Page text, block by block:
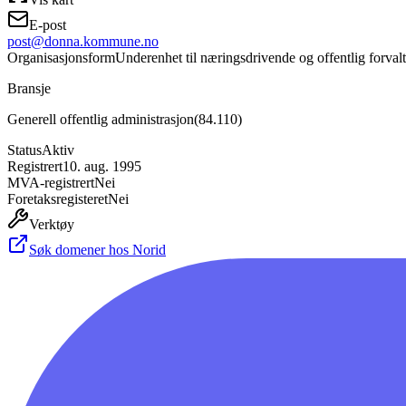
E-post
post@donna.kommune.no
OrganisasjonsformUnderenhet til næringsdrivende og offentlig
Bransje
Generell offentlig administrasjon(84.110)
StatusAktiv
Registrert10. aug. 1995
MVA-registrertNei
ForetaksregisteretNei
Verktøy
Søk domener hos Norid